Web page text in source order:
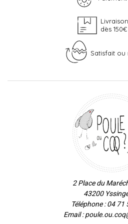
dès 150€
Satisfait ou
2 Place du
43200
Téléphone : 04 71
Email :